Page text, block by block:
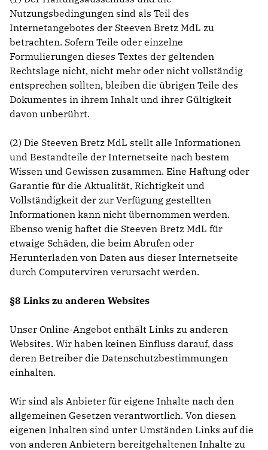
Nutzungsbedingungen sind als Teil des
Internetangebotes der Steeven Bretz MdL zu
betrachten. Sofern Teile oder einzelne
Formulierungen dieses Textes der geltenden
Rechtslage nicht, nicht mehr oder nicht vollständig
entsprechen sollten, bleiben die übrigen Teile des
Dokumentes in ihrem Inhalt und ihrer Gültigkeit
davon unberührt.
(2) Die Steeven Bretz MdL stellt alle Informationen
und Bestandteile der Internetseite nach bestem
Wissen und Gewissen zusammen. Eine Haftung oder
Garantie für die Aktualität, Richtigkeit und
Vollständigkeit der zur Verfügung gestellten
Informationen kann nicht übernommen werden.
Ebenso wenig haftet die Steeven Bretz MdL für
etwaige Schäden, die beim Abrufen oder
Herunterladen von Daten aus dieser Internetseite
durch Computerviren verursacht werden.
§8 Links zu anderen Websites
Unser Online-Angebot enthält Links zu anderen
Websites. Wir haben keinen Einfluss darauf, dass
deren Betreiber die Datenschutzbestimmungen
einhalten.
Wir sind als Anbieter für eigene Inhalte nach den
allgemeinen Gesetzen verantwortlich. Von diesen
eigenen Inhalten sind unter Umständen Links auf die
von anderen Anbietern bereitgehaltenen Inhalte zu